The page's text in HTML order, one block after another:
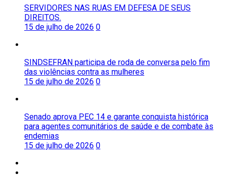
SERVIDORES NAS RUAS EM DEFESA DE SEUS
DIREITOS.
15 de julho de 2026 0
SINDSEFRAN participa de roda de conversa pelo fim
das violências contra as mulheres
15 de julho de 2026 0
Senado aprova PEC 14 e garante conquista histórica
para agentes comunitários de saúde e de combate às
endemias
15 de julho de 2026 0